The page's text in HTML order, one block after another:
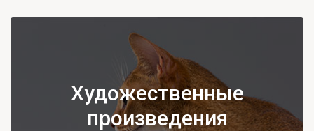
Художественные
произведения